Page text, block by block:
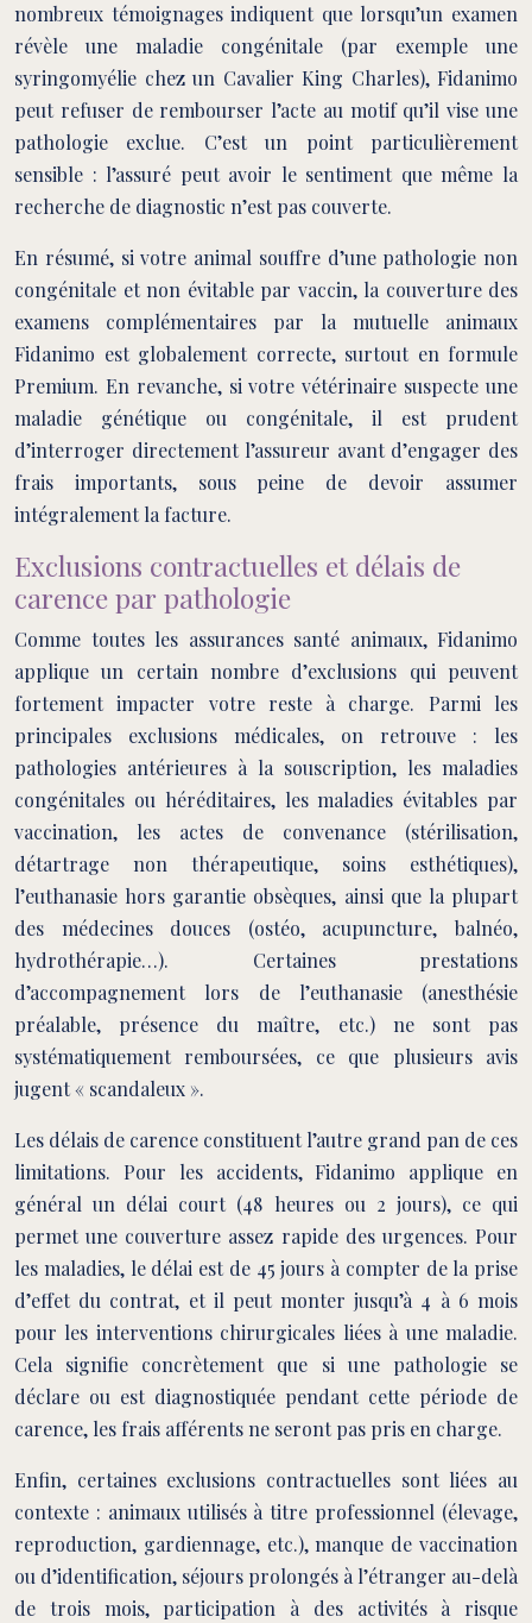
nombreux témoignages indiquent que lorsqu’un examen
révèle une maladie congénitale (par exemple une
syringomyélie chez un Cavalier King Charles), Fidanimo
peut refuser de rembourser l’acte au motif qu’il vise une
pathologie exclue. C’est un point particulièrement
sensible : l’assuré peut avoir le sentiment que même la
recherche de diagnostic n’est pas couverte.
En résumé, si votre animal souffre d’une pathologie non
congénitale et non évitable par vaccin, la couverture des
examens complémentaires par la mutuelle animaux
Fidanimo est globalement correcte, surtout en formule
Premium. En revanche, si votre vétérinaire suspecte une
maladie génétique ou congénitale, il est prudent
d’interroger directement l’assureur avant d’engager des
frais importants, sous peine de devoir assumer
intégralement la facture.
Exclusions contractuelles et délais de
carence par pathologie
Comme toutes les assurances santé animaux, Fidanimo
applique un certain nombre d’exclusions qui peuvent
fortement impacter votre reste à charge. Parmi les
principales exclusions médicales, on retrouve : les
pathologies antérieures à la souscription, les maladies
congénitales ou héréditaires, les maladies évitables par
vaccination, les actes de convenance (stérilisation,
détartrage non thérapeutique, soins esthétiques),
l’euthanasie hors garantie obsèques, ainsi que la plupart
des médecines douces (ostéo, acupuncture, balnéo,
hydrothérapie…). Certaines prestations
d’accompagnement lors de l’euthanasie (anesthésie
préalable, présence du maître, etc.) ne sont pas
systématiquement remboursées, ce que plusieurs avis
jugent « scandaleux ».
Les délais de carence constituent l’autre grand pan de ces
limitations. Pour les accidents, Fidanimo applique en
général un délai court (48 heures ou 2 jours), ce qui
permet une couverture assez rapide des urgences. Pour
les maladies, le délai est de 45 jours à compter de la prise
d’effet du contrat, et il peut monter jusqu’à 4 à 6 mois
pour les interventions chirurgicales liées à une maladie.
Cela signifie concrètement que si une pathologie se
déclare ou est diagnostiquée pendant cette période de
carence, les frais afférents ne seront pas pris en charge.
Enfin, certaines exclusions contractuelles sont liées au
contexte : animaux utilisés à titre professionnel (élevage,
reproduction, gardiennage, etc.), manque de vaccination
ou d’identification, séjours prolongés à l’étranger au-delà
de trois mois, participation à des activités à risque